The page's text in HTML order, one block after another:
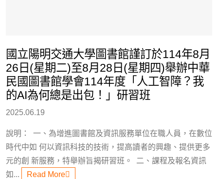
國立陽明交通大學圖書館謹訂於114年8月
26日(星期二)至8月28日(星期四)舉辦中華
民國圖書館學會114年度「人工智障？我
的AI為何總是出包！」研習班
2025.06.19
說明： 一、為增進圖書館及資訊服務單位在職人員，在數位
時代中如 何以資訊科技的技術，提高讀者的興趣、提供更多
元的創 新服務，特舉辦旨揭研習班。 二、課程及報名資訊
如...
Read More